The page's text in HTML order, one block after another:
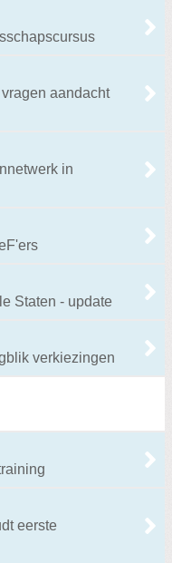
aandacht
in
Staten - update
verkiezingen
eerste